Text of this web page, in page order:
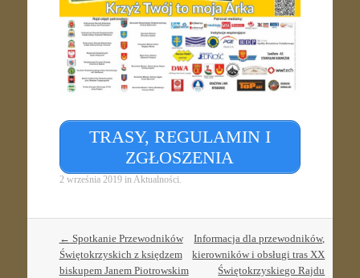
TRASY, REGULAMIN I
ZGŁOSZENIA
2 września 2019inAktualności.
Post
navigation
← Spotkanie Przewodników
Świętokrzyskich z księdzem
biskupem Janem Piotrowskim
Informacja dla przewodników,
kierowników i obsługi tras XX
Świętokrzyskiego Rajdu